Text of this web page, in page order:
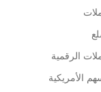
الرقمية
الأمريكية